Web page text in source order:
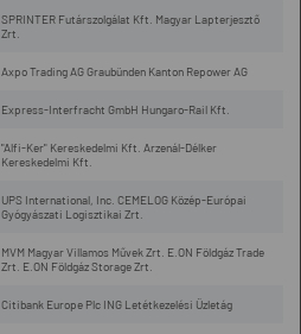
SPRINTER Futárszolgálat Kft. Magyar Lapterjesztő
Zrt.
Axpo Trading AG Graubünden Kanton Repower AG
Express-Interfracht GmbH Hungaro-Rail Kft.
"Alfi-Ker" Kereskedelmi Kft. Arzenál-Délker
Kereskedelmi Kft.
UPS International, Inc. CEMELOG Közép-Európai
Gyógyászati Logisztikai Zrt.
MVM Magyar Villamos Művek Zrt. E.ON Földgáz Trade
Zrt. E.ON Földgáz Storage Zrt.
Citibank Europe Plc ING Letétkezelési Üzletág